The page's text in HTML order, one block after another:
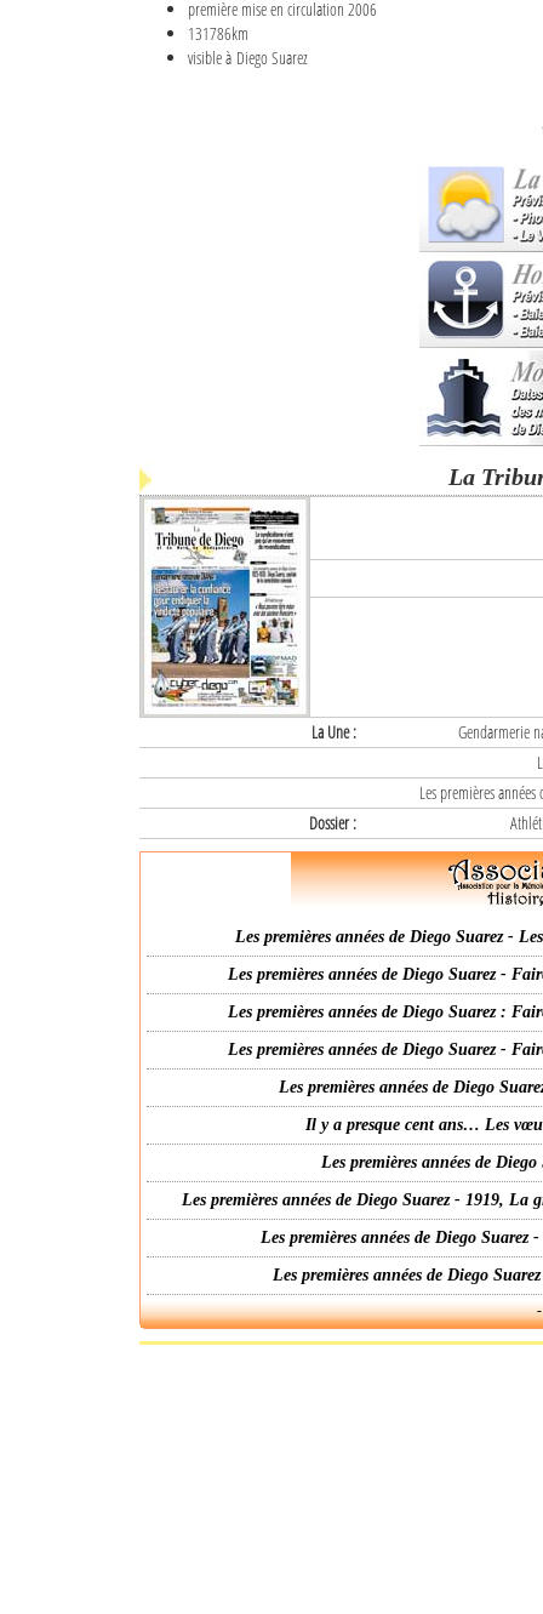
première mise en circulation 2006
131786km
visible à Diego Suarez
La
La Une :
Gendarmerie
Les premières
Dossier :
Les premières années de Diego Suarez -
Les premières années de Diego Suarez -
Les premières années de Diego Suarez :
Les premières années de Diego Suarez -
Les premières années de Diego
Il y a presque cent ans… Les
Les premières années de
Les premières années de Diego Suarez - 1919,
Les premières années de Diego
Les premières années de Diego